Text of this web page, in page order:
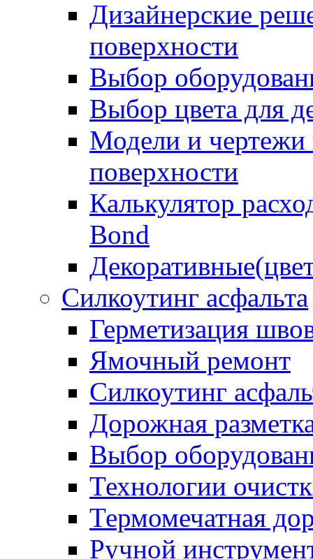
Дизайнерские
поверхности
Выбор
Выбор цвета для
Модели и чертежи
поверхности
Калькулятор
Bond
Силкоутинг асфальта
Герметизация
Ямочный ремонт
Силкоутинг
Дорожная
Выбор
Технологии
Термомечатная
Ручной